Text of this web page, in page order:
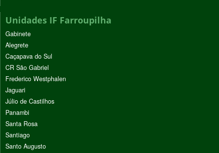
Unidades IF Farroupilha
Gabinete
Alegrete
Caçapava do Sul
CR São Gabriel
Frederico Westphalen
Jaguari
Júlio de Castilhos
Panambi
Santa Rosa
Santiago
Santo Augusto